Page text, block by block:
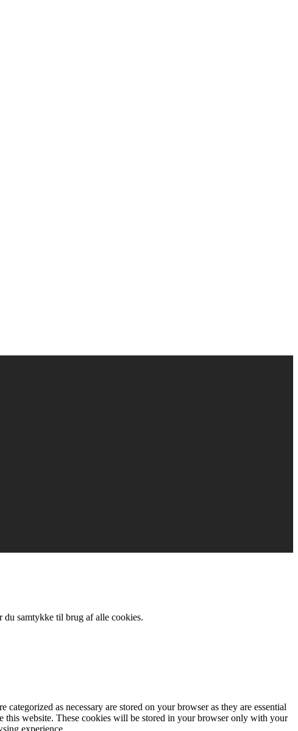
du samtykke til brug af alle cookies.
as necessary are stored on your browser as they are essential
this website. These cookies will be stored in your browser only with your
experience.